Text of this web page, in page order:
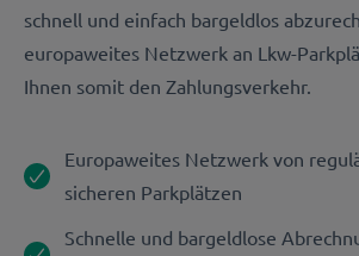
schnell und einfach bargeldlos
europaweites Netzwerk an Lkw-
Ihnen somit den Zahlungsverkehr.
Europaweites Netzwerk von
sicheren Parkplätzen
Schnelle und bargeldlose